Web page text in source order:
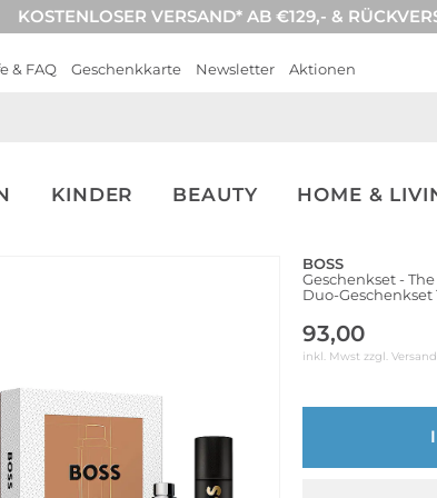
KOSTENLOSER VERSAND* AB €129,- &
& FAQ Geschenkkarte Newsletter Aktionen
KINDER BEAUTY HOME &
BOSS
Geschenkset -
Duo-Geschenkset
93,00
inkl. Mwst zzgl.